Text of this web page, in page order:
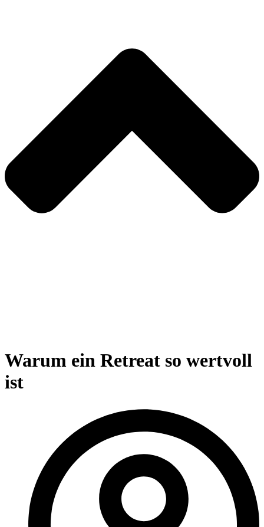
Warum ein Retreat so wertvoll
ist